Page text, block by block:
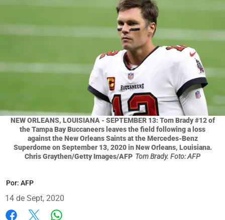
NEW ORLEANS, LOUISIANA - SEPTEMBER 13: Tom Brady #12 of
the Tampa Bay Buccaneers leaves the field following a loss
against the New Orleans Saints at the Mercedes-Benz
Superdome on September 13, 2020 in New Orleans, Louisiana.
Chris Graythen/Getty Images/AFP Tom Brady. Foto: AFP
Por: AFP
14 de Sept, 2020